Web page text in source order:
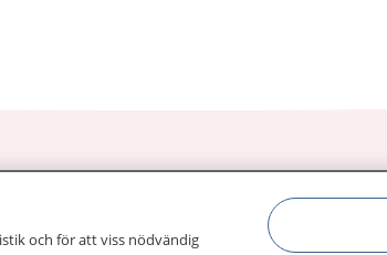
Other languages
och för att viss nödvändig